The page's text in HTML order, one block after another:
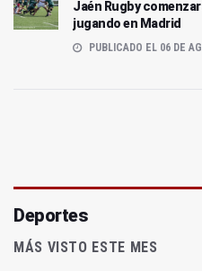
Jaén Rugby
jugando en Madrid
PUBLICADO EL 06 DE
Deportes
MÁS VISTO ESTE MES